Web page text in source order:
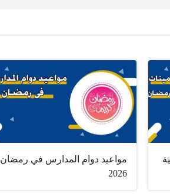
مواعيد دوام المدارس في رمضان
2026